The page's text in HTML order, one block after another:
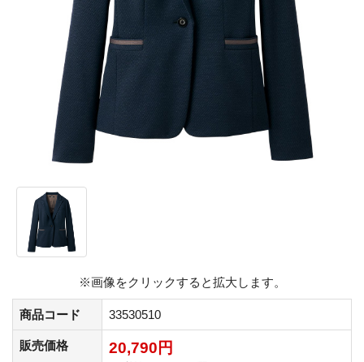
※画像をクリックすると拡大します。
商品コード 33530510
販売価格 20,790円